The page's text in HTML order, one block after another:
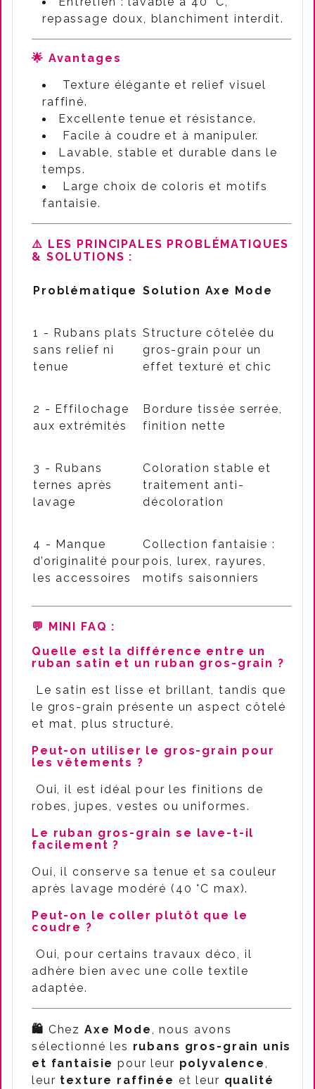
repassage doux, blanchiment interdit.
🌟 Avantages
Texture élégante et relief visuel
raffiné.
Excellente tenue et résistance.
Facile à coudre et à manipuler.
Lavable, stable et durable dans le
temps.
Large choix de coloris et motifs
fantaisie.
⚠️ LES PRINCIPALES PROBLÉMATIQUES
& SOLUTIONS :
Problématique Solution Axe Mode
1 - Rubans plats
sans relief ni
tenue
Structure côtelée du
gros-grain pour un
effet texturé et chic
2 - Effilochage
aux extrémités
Bordure tissée serrée,
finition nette
3 - Rubans
ternes après
lavage
Coloration stable et
traitement anti-
décoloration
4 - Manque
d’originalité pour
les accessoires
Collection fantaisie :
pois, lurex, rayures,
motifs saisonniers
💬 MINI FAQ :
Quelle est la différence entre un
ruban satin et un ruban gros-grain ?
Le satin est lisse et brillant, tandis que
le gros-grain présente un aspect côtelé
et mat, plus structuré.
Peut-on utiliser le gros-grain pour
les vêtements ?
Oui, il est idéal pour les finitions de
robes, jupes, vestes ou uniformes.
Le ruban gros-grain se lave-t-il
facilement ?
Oui, il conserve sa tenue et sa couleur
après lavage modéré (40 °C max).
Peut-on le coller plutôt que le
coudre ?
Oui, pour certains travaux déco, il
adhère bien avec une colle textile
adaptée.
🛍️ Chez Axe Mode
, nous avons
sélectionné les rubans gros-grain unis
et fantaisie pour leur polyvalence
leur texture raffinée et leur qualité